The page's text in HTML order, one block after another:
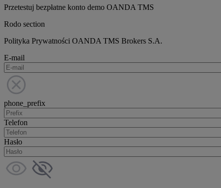
Przetestuj bezpłatne konto demo OANDA TMS
Rodo section
Polityka Prywatności OANDA TMS Brokers S.A.
E-mail
phone_prefix
Telefon
Hasło